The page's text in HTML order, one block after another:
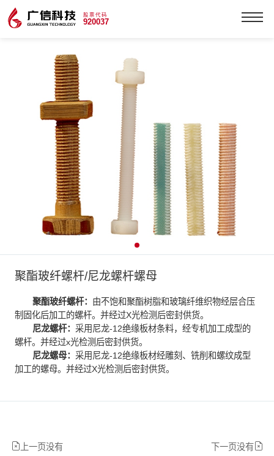
股票代码
920037
聚酯玻纤螺杆/尼龙螺杆螺母
聚酯玻纤螺杆： 由不饱和聚酯树脂和玻璃纤维织物经层合压
制固化后加工的螺杆。并经过X光检测后密封供货。
尼龙螺杆： 采用尼龙-12绝缘板材条料，经专机加工成型的
螺杆。并经过x光检测后密封供货。
尼龙螺母： 采用尼龙-12绝缘板材经雕刻、铣削和螺纹成型
加工的螺母。并经过X光检测后密封供货。
上一页没有 下一页没有